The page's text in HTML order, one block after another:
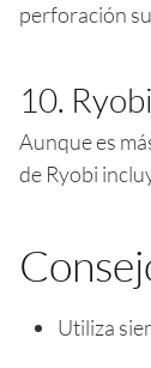
perforación
10.
Aunque es
de Ryobi
Utiliza